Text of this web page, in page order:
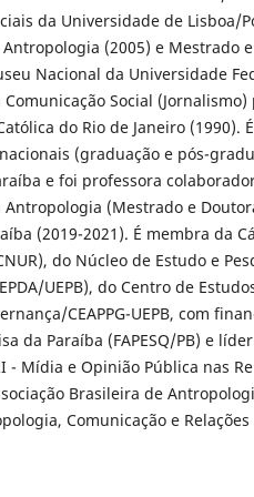
da Universidade de Lisboa/
(2005) e Mestrado
Nacional da Universidade
Social
do Rio de Janeiro (1990).
(graduação e pós-
e foi professora
Antropologia (Mestrado e
(2019-2021). É membra da
do Núcleo de Estudo e
UEPB), do Centro de
CEAPPG-UEPB, com
da Paraíba (FAPESQ/PB) e
- Mídia e Opinião Pública nas
Brasileira de
Comunicação e